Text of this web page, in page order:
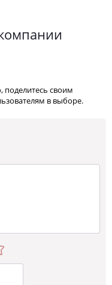
своим
в выборе.